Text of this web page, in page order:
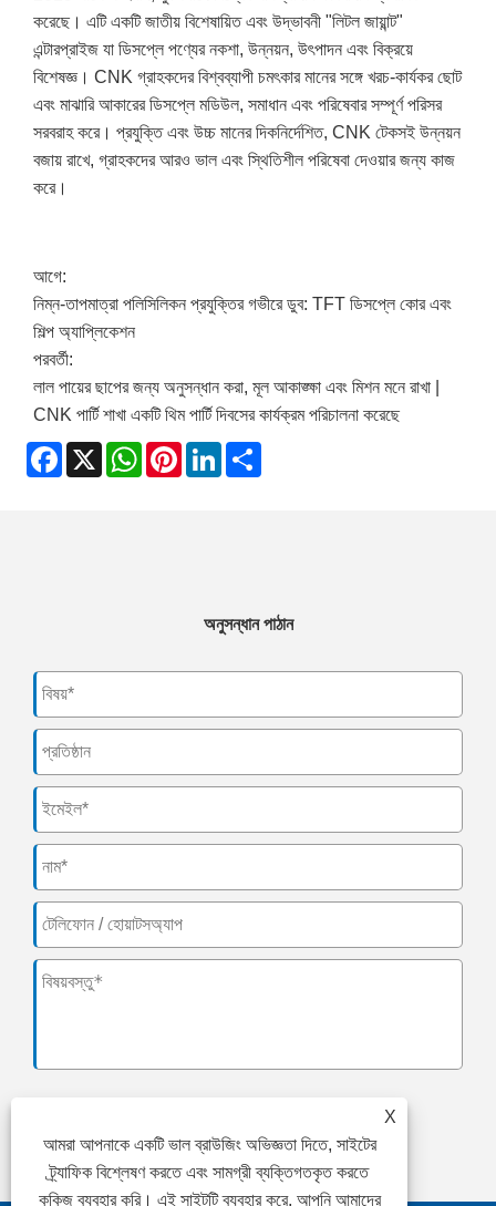
করেছে। এটি একটি জাতীয় বিশেষায়িত এবং উদ্ভাবনী "লিটল জায়ান্ট"
এন্টারপ্রাইজ যা ডিসপ্লে পণ্যের নকশা, উন্নয়ন, উৎপাদন এবং বিক্রয়ে
বিশেষজ্ঞ। CNK গ্রাহকদের বিশ্বব্যাপী চমৎকার মানের সঙ্গে খরচ-কার্যকর ছোট
এবং মাঝারি আকারের ডিসপ্লে মডিউল, সমাধান এবং পরিষেবার সম্পূর্ণ পরিসর
সরবরাহ করে। প্রযুক্তি এবং উচ্চ মানের দিকনির্দেশিত, CNK টেকসই উন্নয়ন
বজায় রাখে, গ্রাহকদের আরও ভাল এবং স্থিতিশীল পরিষেবা দেওয়ার জন্য কাজ
করে।
আগে:
নিম্ন-তাপমাত্রা পলিসিলিকন প্রযুক্তির গভীরে ডুব: TFT ডিসপ্লে কোর এবং
শিল্প অ্যাপ্লিকেশন
পরবর্তী:
লাল পায়ের ছাপের জন্য অনুসন্ধান করা, মূল আকাঙ্ক্ষা এবং মিশন মনে রাখা |
CNK পার্টি শাখা একটি থিম পার্টি দিবসের কার্যক্রম পরিচালনা করেছে
Facebook
X WhatsApp
PinterestLinkedIn
অনুসন্ধান পাঠান
জমা
X
আমরা আপনাকে একটি ভাল ব্রাউজিং অভিজ্ঞতা দিতে, সাইটের
ট্র্যাফিক বিশ্লেষণ করতে এবং সামগ্রী ব্যক্তিগতকৃত করতে
কুকিজ ব্যবহার করি। এই সাইটটি ব্যবহার করে, আপনি আমাদের